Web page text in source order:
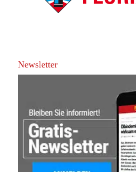
Newsletter